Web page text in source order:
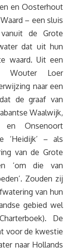
en Oosterhout
– een sluis
de Grote
dat uit hun
waard. Uit een
Wouter Loer
naar een
de graaf van
Waalwijk,
en Onsenoort
‘Heidijk’ – als
van de Grote
‘om die van
Zouden zij
van hun
gebied wel
De
voor de kwestie
naar Hollands